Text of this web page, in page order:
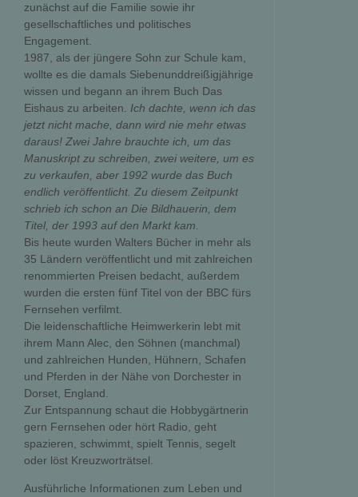
zunächst auf die Familie sowie ihr
gesellschaftliches und politisches
Engagement.
1987, als der jüngere Sohn zur Schule kam,
wollte es die damals Siebenunddreißigjährige
wissen und begann an ihrem Buch Das
Eishaus zu arbeiten. Ich dachte, wenn ich das
jetzt nicht mache, dann wird nie mehr etwas
daraus! Zwei Jahre brauchte ich, um das
Manuskript zu schreiben, zwei weitere, um es
zu verkaufen, aber 1992 wurde das Buch
endlich veröffentlicht. Zu diesem Zeitpunkt
schrieb ich schon an Die Bildhauerin, dem
Titel, der 1993 auf den Markt kam.
Bis heute wurden Walters Bücher in mehr als
35 Ländern veröffentlicht und mit zahlreichen
renommierten Preisen bedacht, außerdem
wurden die ersten fünf Titel von der BBC fürs
Fernsehen verfilmt.
Die leidenschaftliche Heimwerkerin lebt mit
ihrem Mann Alec, den Söhnen (manchmal)
und zahlreichen Hunden, Hühnern, Schafen
und Pferden in der Nähe von Dorchester in
Dorset, England.
Zur Entspannung schaut die Hobbygärtnerin
gern Fernsehen oder hört Radio, geht
spazieren, schwimmt, spielt Tennis, segelt
oder löst Kreuzworträtsel.
Ausführliche Informationen zum Leben und